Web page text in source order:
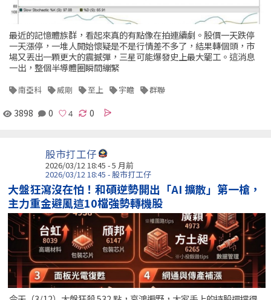
最近的記憶體族群，看起來真的有點像在拍連續劇。股價一天跌停
一天漲停，一堆人開始懷疑是不是行情差不多了，結果轉個頭，市
場又丟出一顆更大的震撼彈，三星可能爆發史上最大罷工。這消息
一出，整個半導體圈瞬間繃緊
南亞科 威剛 至上 宇瞻 群聯
3898 0 0
股市打工仔
2026/03/12 18:45 - 5 月前
2026/03/12 18:45 - 股市打工仔
大盤狂瀉沒在怕！和碩逆勢開出「AI 擴散」第一槍，
主力重金避風這10檔強勢轉機股